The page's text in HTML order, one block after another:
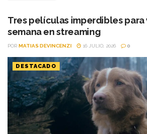
de...
Tres películas imperdibles
semana en streaming
POR MATIAS DEVINCENZI 16 JULIO, 2026 0
DESTACADO